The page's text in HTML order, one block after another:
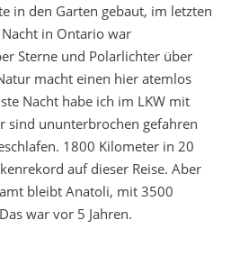
in den Garten gebaut, im letzten
in Ontario war
Sterne und Polarlichter über
macht einen hier atemlos
Nacht habe ich im LKW mit
sind ununterbrochen gefahren
1800 Kilometer in 20
auf dieser Reise. Aber
bleibt Anatoli, mit 3500
war vor 5 Jahren.